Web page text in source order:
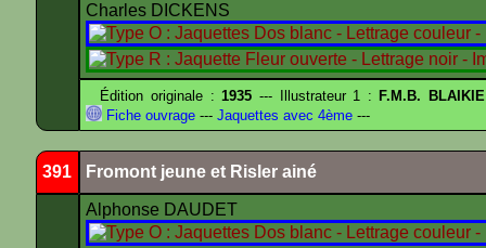
Charles DICKENS
Édition originale :1935 --- Illustrateur 1 : F.M.B.
Fiche ouvrage --- Jaquettes avec 4ème ---
391 Fromont jeune et Risler ainé
Alphonse DAUDET